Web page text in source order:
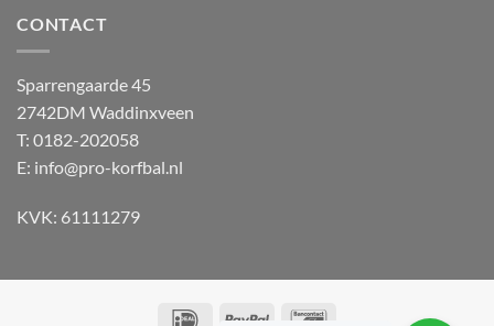
CONTACT
Sparrengaarde 45
2742DM Waddinxveen
T: 0182-202058
E: info@pro-korfbal.nl
KVK: 61111279
IDeal PayPal